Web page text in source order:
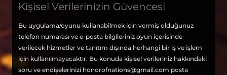
Kişisel Verilerinizin Güvencesi
Bu uygulama/oyunu kullanabilmek için vermiş olduğunuz
telefon numarası ve e-posta bilgileriniz oyun içerisinde
verilecek hizmetler ve tanıtım dışında herhangi bir iş ve işlem
için kullanılmayacaktır. Bu konuda kişisel verileriniz hakkındaki
soru ve endişelerinizi honorofnations@gmail.com posta